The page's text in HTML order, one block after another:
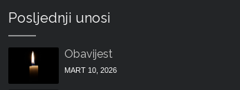
Posljednji unosi
Obavijest
MART 10, 2026